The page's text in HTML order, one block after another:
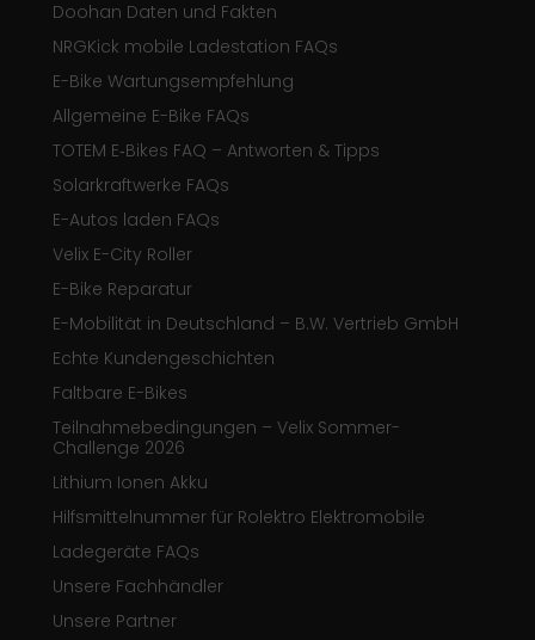
Doohan Daten und Fakten
NRGKick mobile Ladestation FAQs
E-Bike Wartungsempfehlung
Allgemeine E-Bike FAQs
TOTEM E‑Bikes FAQ – Antworten & Tipps
Solarkraftwerke FAQs
E-Autos laden FAQs
Velix E-City Roller
E-Bike Reparatur
E-Mobilität in Deutschland – B.W. Vertrieb GmbH
Echte Kundengeschichten
Faltbare E-Bikes
Teilnahmebedingungen – Velix Sommer-
Challenge 2026
Lithium Ionen Akku
Hilfsmittelnummer für Rolektro Elektromobile
Ladegeräte FAQs
Unsere Fachhändler
Unsere Partner